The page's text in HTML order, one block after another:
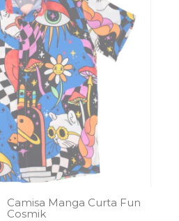
Camisa Manga Curta Fun
Cosmik